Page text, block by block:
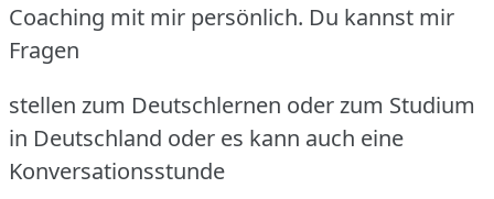
Coaching mit mir persönlich. Du kannst mir
Fragen
stellen zum Deutschlernen oder zum Studium
in Deutschland oder es kann auch eine
Konversationsstunde